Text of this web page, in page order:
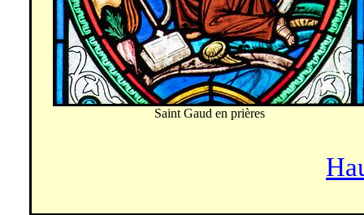
Saint Gaud en prières